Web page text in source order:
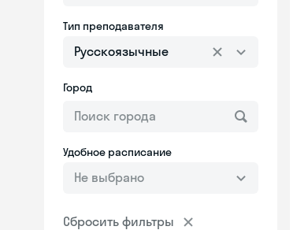
Тип преподавателя
Русскоязычные
Город
Удобное расписание
Не выбрано
Сбросить фильтры